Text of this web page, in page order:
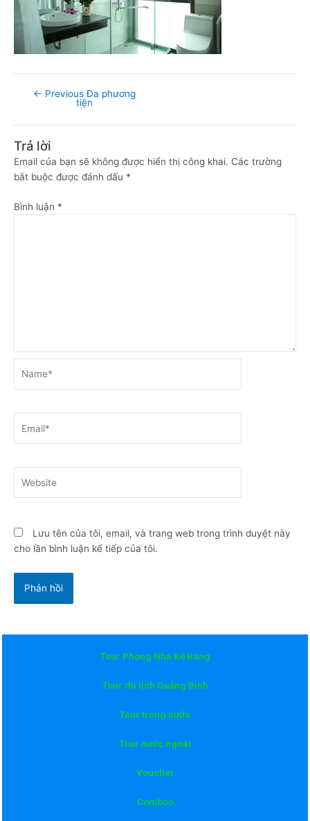
← Previous Đa phương
tiện
Trả lời
Email của bạn sẽ không được hiển thị công khai. Các trường
bắt buộc được đánh dấu *
Bình luận *
Lưu tên của tôi, email, và trang web trong trình duyệt này
cho lần bình luận kế tiếp của tôi.
Tour Phong Nha Kẻ Bàng
Tour du lịch Quảng Bình
Tour trong nước
Tour nước ngoài
Voucher
Comboo